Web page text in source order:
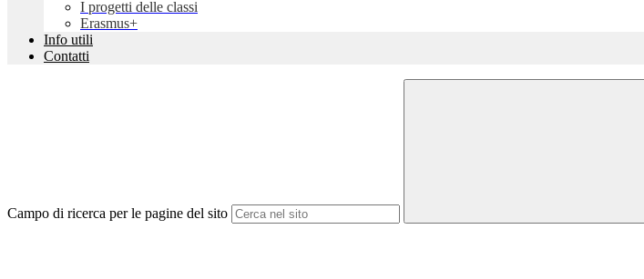
I progetti delle classi
Erasmus+
Info utili
Contatti
Campo di ricerca per le pagine del sito